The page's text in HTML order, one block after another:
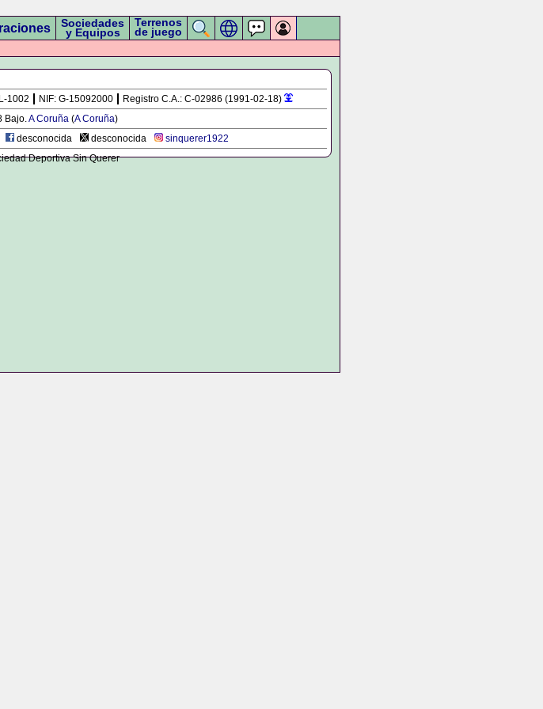
Sociedades
y Equipos
Terrenos
de juego
1002 NIF: G-15092000 Registro C.A.: C-02986 (1991-02-18)
Bajo.A Coruña (A Coruña)
desconocida desconocida
sinquerer1922
Deportiva Sin Querer